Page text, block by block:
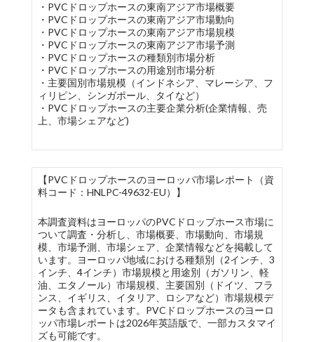
・PVCドロップホースの東南アジア市場概要
・PVCドロップホースの東南アジア市場動向
・PVCドロップホースの東南アジア市場規模
・PVCドロップホースの東南アジア市場予測
・PVCドロップホースの種類別市場分析
・PVCドロップホースの用途別市場分析
・主要国別市場規模（インドネシア、マレーシア、フ
ィリピン、シンガポール、タイなど）
・PVCドロップホースの主要企業分析(企業情報、売
上、市場シェアなど)
【PVCドロップホースのヨーロッパ市場レポート（資
料コード：HNLPC-49632-EU）】
本調査資料はヨーロッパのPVCドロップホース市場に
ついて調査・分析し、市場概要、市場動向、市場規
模、市場予測、市場シェア、企業情報などを掲載して
います。ヨーロッパ地域における種類別（2インチ、3
インチ、4インチ）市場規模と用途別（ガソリン、軽
油、エタノール）市場規模、主要国別（ドイツ、フラ
ンス、イギリス、イタリア、ロシアなど）市場規模デ
ータも含まれています。PVCドロップホースのヨーロ
ッパ市場レポートは2026年英語版で、一部カスタマイ
ズも可能です。